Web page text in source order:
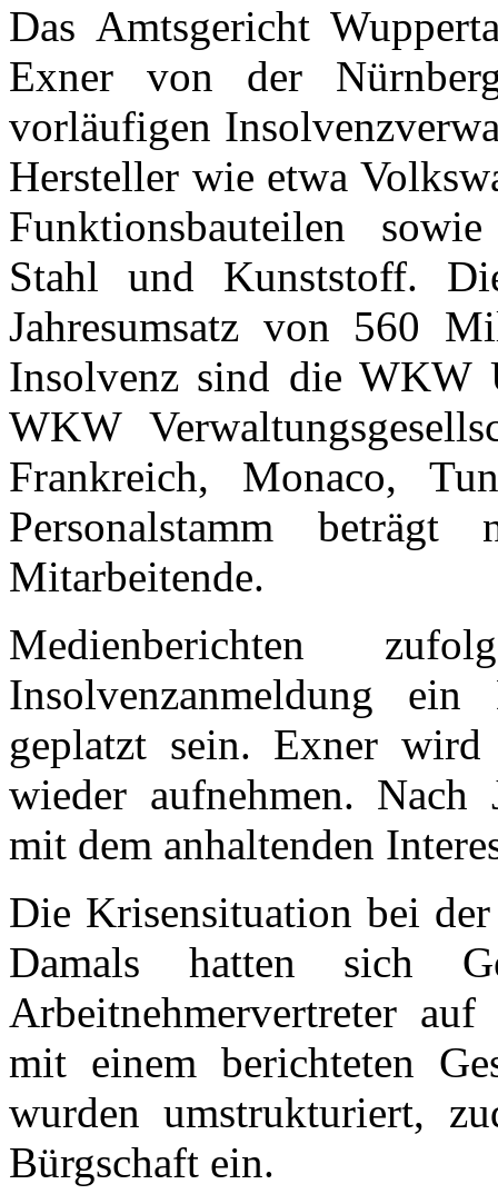
Das Amtsgericht
Exner von der
vorläufigen
Hersteller wie etwa
Funktionsbauteilen
Stahl und Kunststoff.
Jahresumsatz von 560
Insolvenz sind die WKW
WKW
Frankreich, Monaco,
Personalstamm
Mitarbeitende.
Medienberichten
Insolvenzanmeldung
geplatzt sein. Exner
wieder aufnehmen. Nach
mit dem anhaltenden
Die Krisensituation bei
Damals hatten sich
Arbeitnehmervertreter
mit einem berichteten
wurden umstrukturiert,
Bürgschaft ein.